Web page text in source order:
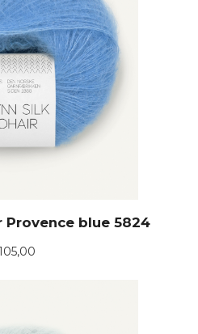
Provence blue 5824